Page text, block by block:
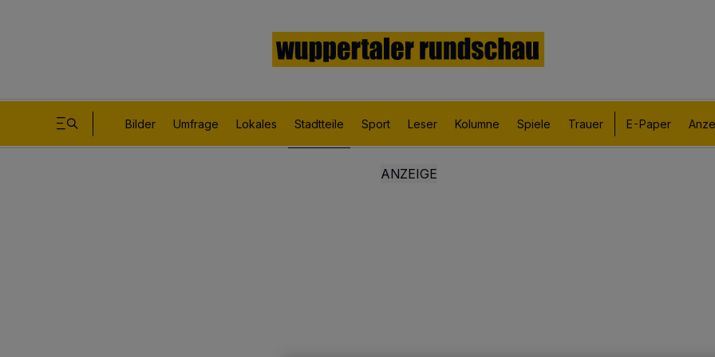
Bilder Umfrage Lokales Stadtteile Sport Leser Kolumne Spiele Trauer E-Paper